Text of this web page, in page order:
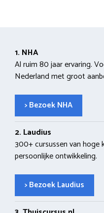
1. NHA
Al ruim 80 jaar ervaring.
Nederland met groot
> Bezoek NHA
2. Laudius
300+ cursussen van
persoonlijke ontwikkeling.
> Bezoek Laudius